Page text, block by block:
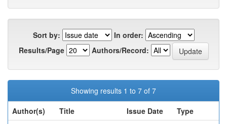
Sort by:
In order:
Results/Page
Authors/Record:
Showing results 1 to 7 of 7
Author(s)
Title Issue Date
Type